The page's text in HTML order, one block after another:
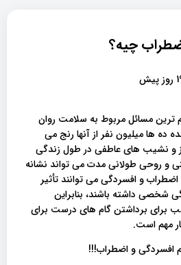
چیه؟
ترین مسائل مربوط به سلامت روان
ده ها میلیون نفر از آنها رنج می
و نشیب های عاطفی در طول زندگی
و روحی طولانی مدت می تواند نشانه
و افسردگی می توانند تأثیر
شخصی داشته باشند، بنابراین
برداشتن گام های درست برای
مهم است.